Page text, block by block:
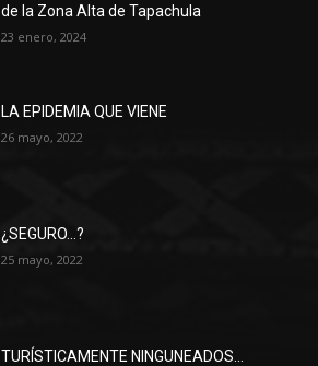
de la Zona Alta de Tapachula
23 enero, 2024
LA EPIDEMIA QUE VIENE
26 mayo, 2022
¿SEGURO…?
25 mayo, 2022
TURÍSTICAMENTE NINGUNEADOS…